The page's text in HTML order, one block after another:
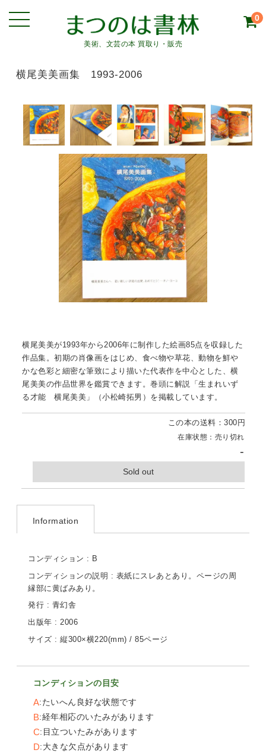
美術、文芸の本 買取り・販売
0
横尾美美画集 1993-2006
横尾美美が1993年から2006年に制作した絵画85点を収録した
作品集。初期の肖像画をはじめ、食べ物や草花、動物を鮮や
かな色彩と細密な筆致により描いた代表作を中心とした、横
尾美美の作品世界を鑑賞できます。巻頭に解説「生まれいず
る才能 横尾美美」（小松崎拓男）を掲載しています。
この本の送料：300円
在庫状態：売り切れ
-
Sold out
Information
コンディション : B
コンディションの説明 : 表紙にスレあとあり。ページの周
縁部に黄ばみあり。
発行 : 青幻舎
出版年 : 2006
サイズ : 縦300×横220(mm) / 85ページ
コンディションの目安
A たいへん良好な状態です
B 経年相応のいたみがあります
C 目立ついたみがあります
D 大きな欠点があります